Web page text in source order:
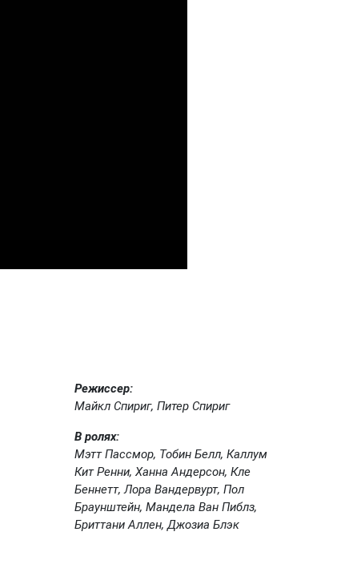
Режиссер:
Майкл Спириг, Питер Спириг
В ролях:
Мэтт Пассмор, Тобин Белл, Каллум
Кит Ренни, Ханна Андерсон, Кле
Беннетт, Лора Вандервурт, Пол
Браунштейн, Мандела Ван Пиблз,
Бриттани Аллен, Джозиа Блэк